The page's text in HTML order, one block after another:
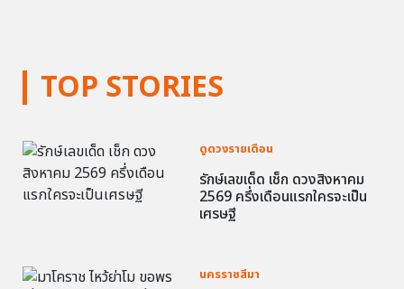
TOP STORIES
ดูดวงรายเดือน
รักษ์เลขเด็ด เช็ก ดวงสิงหาคม
2569 ครึ่งเดือนแรกใครจะเป็น
เศรษฐี
นครราชสีมา